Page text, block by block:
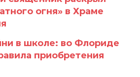
огня» в Храме
в школе: во Флориде
приобретения